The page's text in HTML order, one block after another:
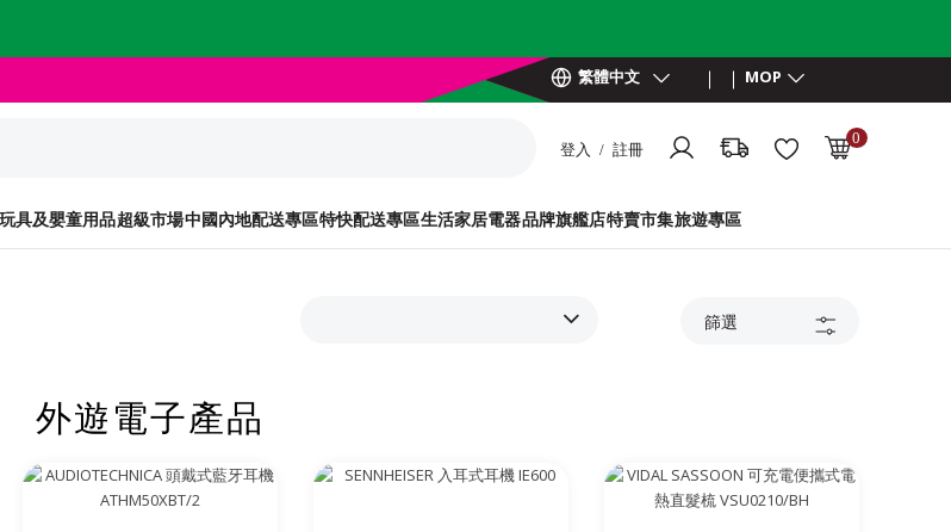
繁體中文 MOP
登入 / 註冊
0
MOP 0.00
玩具及嬰童用品超級市場中國內地配送專區特快配送專區生活家居電器品牌旗艦店特賣市集旅遊專區
篩選
外遊電子產品